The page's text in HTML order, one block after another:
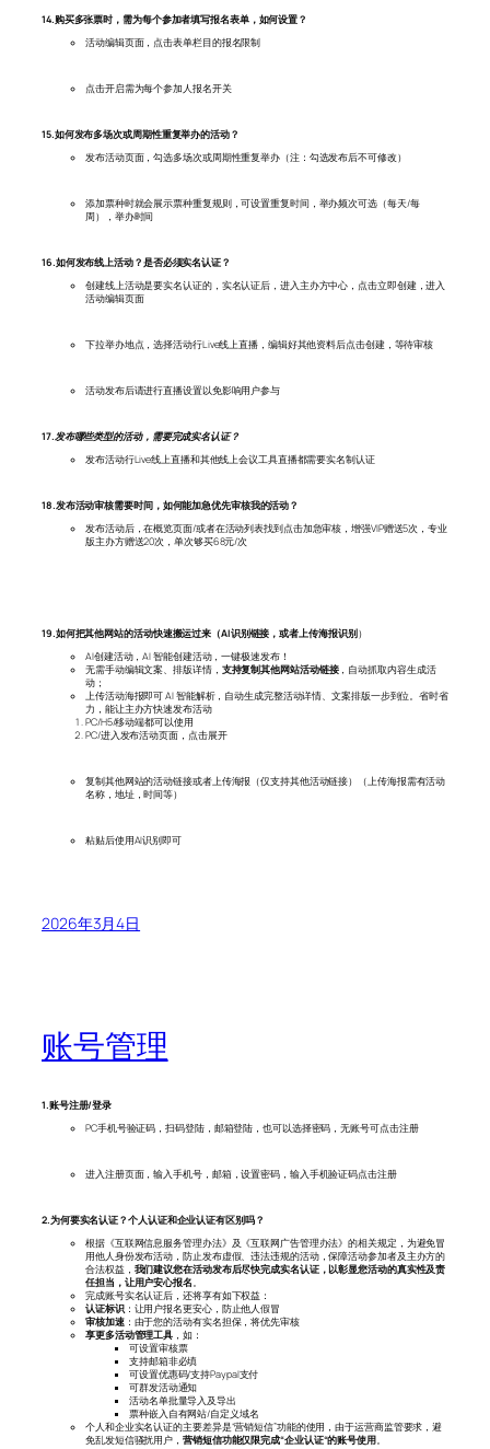
14.购买多张票时，需为每个参加者填写报名表单，如何设置？
活动编辑页面，点击表单栏目的报名限制
点击开启需为每个参加人报名开关
15.如何发布多场次或周期性重复举办的活动？
发布活动页面，勾选多场次或周期性重复举办（注：勾选发布后不可修改）
添加票种时就会展示票种重复规则，可设置重复时间，举办频次可选（每天/每
周），举办时间
16.如何发布线上活动？是否必须实名认证？
创建线上活动是要实名认证的，实名认证后，进入主办方中心，点击立即创建，进入
活动编辑页面
下拉举办地点，选择活动行Live线上直播，编辑好其他资料后点击创建，等待审核
活动发布后请进行直播设置以免影响用户参与
17.发布哪些类型的活动，需要完成实名认证？
发布活动行Live线上直播和其他线上会议工具直播都需要实名制认证
18.发布活动审核需要时间，如何能加急优先审核我的活动？
发布活动后，在概览页面/或者在活动列表找到点击加急审核，增强VIP赠送5次，专业
版主办方赠送20次，单次够买68元/次
19.如何把其他网站的活动快速搬运过来（AI识别链接，或者上传海报识别）
AI创建活动，AI 智能创建活动，一键极速发布！
无需手动编辑文案、排版详情， 支持复制其他网站活动链接，自动抓取内容生成活
动；
上传活动海报即可 AI 智能解析，自动生成完整活动详情、文案排版一步到位。省时省
力，能让主办方快速发布活动
PC/H5/移动端都可以使用
PC/进入发布活动页面，点击展开
复制其他网站的活动链接或者上传海报（仅支持其他活动链接）（上传海报需有活动
名称，地址，时间等）
粘贴后使用AI识别即可
2026年3月4日
账号管理
1.账号注册/登录
PC手机号验证码，扫码登陆，邮箱登陆，也可以选择密码，无账号可点击注册
进入注册页面，输入手机号，邮箱，设置密码，输入手机验证码点击注册
2.为何要实名认证？个人认证和企业认证有区别吗？
根据《互联网信息服务管理办法》及《互联网广告管理办法》的相关规定，为避免冒
用他人身份发布活动，防止发布虚假、违法违规的活动，保障活动参加者及主办方的
合法权益， 我们建议您在活动发布后尽快完成实名认证，以彰显您活动的真实性及责
任担当，让用户安心报名。
完成账号实名认证后，还将享有如下权益：
认证标识：让用户报名更安心，防止他人假冒
审核加速：由于您的活动有实名担保，将优先审核
享更多活动管理工具 ，如：
可设置审核票
支持邮箱非必填
可设置优惠码/支持Paypal支付
可群发活动通知
活动名单批量导入及导出
票种嵌入自有网站/自定义域名
个人和企业实名认证的主要差异是“营销短信”功能的使用，由于运营商监管要求，避
免乱发短信骚扰用户，营销短信功能仅限完成“企业认证“的账号使用。